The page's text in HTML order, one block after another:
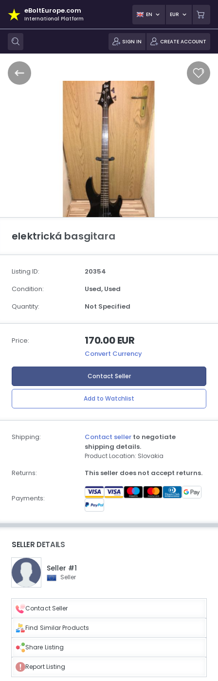
eBoltEurope.com
International Platform
EN EUR
SIGN IN CREATE ACCOUNT
elektrická basgitara
Listing ID:
20354
Condition:
Used, Used
Quantity:
Not Specified
Price: 170.00 EUR
Convert Currency
Contact Seller
Add to Watchlist
Shipping: Contact seller to negotiate
shipping details.
Product Location: Slovakia
Returns: This seller does not accept returns.
Payments:
SELLER DETAILS
Seller #1
Seller
Contact Seller
Find Similar Products
Share Listing
Report Listing